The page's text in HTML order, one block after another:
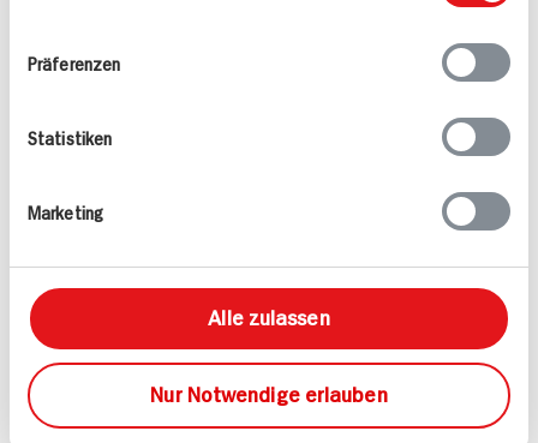
Präferenzen
Statistiken
Marketing
Alle zulassen
Nur Notwendige erlauben
Spinat-Gorgonzola
Zucchinicanelloni mit
725 kcal p. Portion
Avocado-Ricotta Pasta
Schweinefilet im